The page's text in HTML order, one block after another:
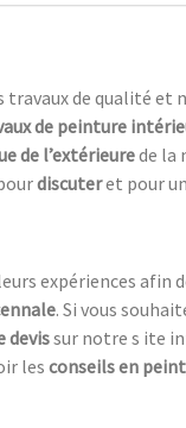
de qualité
de peinture
de l’extérieurede la
discuteret pour un
expériences afin
. Si vous
devissur notre s ite
les conseils en